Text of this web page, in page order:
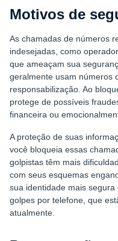
Motivos de
As chamadas de números
indesejadas, como
que ameaçam sua
geralmente usam números
responsabilização. Ao
protege de possíveis
financeira ou
A proteção de suas
você bloqueia essas
golpistas têm mais
com seus esquemas
sua identidade mais
golpes por telefone, que
atualmente.